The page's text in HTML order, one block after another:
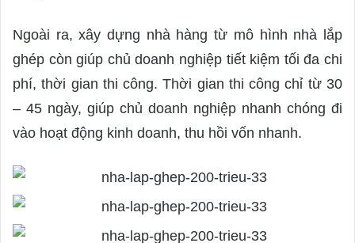
Ngoài ra, xây dựng nhà hàng từ mô hình nhà lắp
ghép còn giúp chủ doanh nghiệp tiết kiệm tối đa chi
phí, thời gian thi công. Thời gian thi công chỉ từ 30
– 45 ngày, giúp chủ doanh nghiệp nhanh chóng đi
vào hoạt động kinh doanh, thu hồi vốn nhanh.